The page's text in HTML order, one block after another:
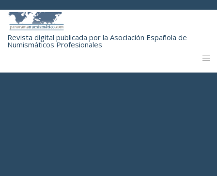
Revista digital publicada por la Asociación Española de
Numismáticos Profesionales